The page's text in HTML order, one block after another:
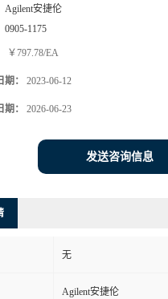
Agilent安捷伦
0905-1175
￥797.78/EA
： 2023-06-12
： 2026-06-23
发送咨询信息
无
Agilent安捷伦